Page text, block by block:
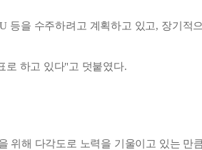
등을 수주하려고 계획하고 있고, 장기적
로 하고 있다"고 덧붙였다.
위해 다각도로 노력을 기울이고 있는 만